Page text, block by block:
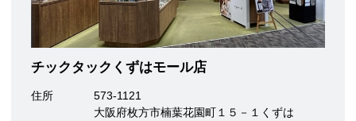
チックタックくずはモール店
住所
573-1121
大阪府枚方市楠葉花園町１５－１くずは